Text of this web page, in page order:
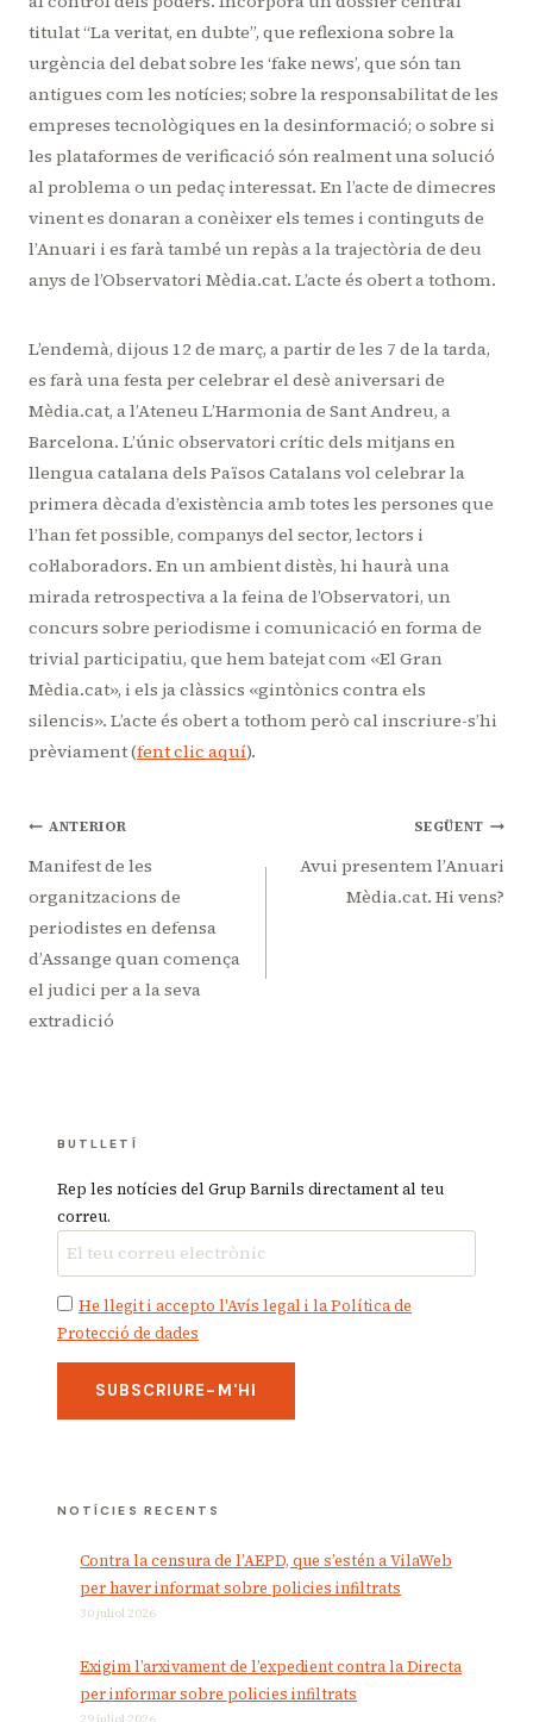
titulat “La veritat, en dubte”, que reflexiona sobre la
urgència del debat sobre les ‘fake news’, que són tan
antigues com les notícies; sobre la responsabilitat de les
empreses tecnològiques en la desinformació; o sobre si
les plataformes de verificació són realment una solució
al problema o un pedaç interessat. En l’acte de dimecres
vinent es donaran a conèixer els temes i continguts de
l’Anuari i es farà també un repàs a la trajectòria de deu
anys de l’Observatori Mèdia.cat. L’acte és obert a tothom.
L’endemà, dijous 12 de març, a partir de les 7 de la tarda,
es farà una festa per celebrar el desè aniversari de
Mèdia.cat, a l’Ateneu L’Harmonia de Sant Andreu, a
Barcelona. L’únic observatori crític dels mitjans en
llengua catalana dels Països Catalans vol celebrar la
primera dècada d’existència amb totes les persones que
l’han fet possible, companys del sector, lectors i
col·laboradors. En un ambient distès, hi haurà una
mirada retrospectiva a la feina de l’Observatori, un
concurs sobre periodisme i comunicació en forma de
trivial participatiu, que hem batejat com «El Gran
Mèdia.cat», i els ja clàssics «gintònics contra els
silencis». L’acte és obert a tothom però cal inscriure-s’hi
prèviament (fent clic aquí).
Navegació
d'entrades
ANTERIOR
Manifest de les
organitzacions de
periodistes en defensa
d’Assange quan comença
el judici per a la seva
extradició
SEGÜENT
Avui presentem l’Anuari
Mèdia.cat. Hi vens?
BUTLLETÍ
Rep les notícies del Grup Barnils directament al teu
correu.
He llegit i accepto l'Avís legal i la Política de
Protecció de dades
NOTÍCIES RECENTS
Contra la censura de l’AEPD, que s’estén a VilaWeb
per haver informat sobre policies infiltrats
30 juliol 2026
Exigim l’arxivament de l’expedient contra la Directa
per informar sobre policies infiltrats
29 juliol 2026